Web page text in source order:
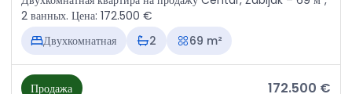
2 ванных. Цена: 172.500 €
Двухкомнатная
2 69 m²
Продажа 172.500 €